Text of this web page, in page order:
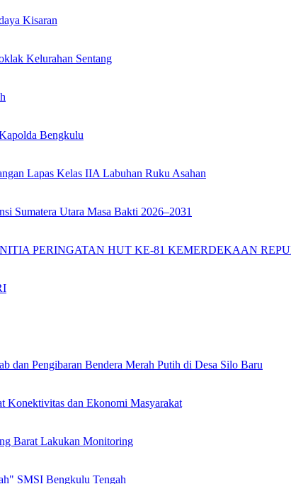
Kisaran
Kelurahan Sentang
Bengkulu
Lapas Kelas IIA Labuhan Ruku Asahan
Sumatera Utara Masa Bakti 2026–2031
PERINGATAN HUT KE-81 KEMERDEKAAN
dan Pengibaran Bendera Merah Putih di Desa Silo Baru
Konektivitas dan Ekonomi Masyarakat
Barat Lakukan Monitoring
SMSI Bengkulu Tengah